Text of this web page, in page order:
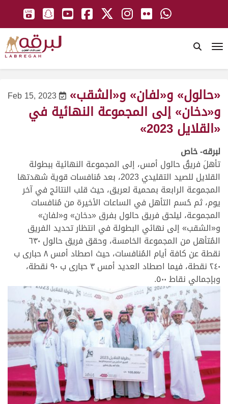
Feb 15, 2023 «حالول» و«لفان» و«الشقب»
و«دخان» إلى المجموعة النهائية في
«القلايل 2023»
لبرقه- خاص
تأهلَ فريقُ حالول أمس، إلى المجموعة النهائية ببطولة
القلايل للصيد التقليدي 2023، بعد مُنافسات قوية شهدتها
المجموعة الرابعة بمحمية لعريق، حيث قلب النتائج في آخر
يوم، ثم حُسم التأهل في الساعات الأخيرة من مُنافسات
المجموعة، ليلحق فريق حالول بفرق «دخان» و«لفان»
و«الشقب» إلى نهائي البطولة في انتظار تحديد الفريق
المُتأهل من المجموعة الخامسة، وحقق فريق حالول ٦٣٠
نقطة عن كافة أيام المُنافسات، حيث اصطاد أمس ٨ حبارى ب
٢٤٠ نقطة، فيما اصطاد العديد أمس ٣ حبارى ب ٩٠ نقطة،
وبإجمالي نقاط ٥٠٠.